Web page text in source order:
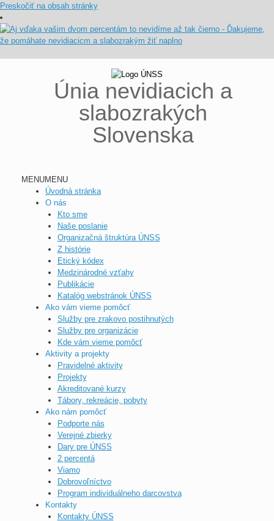
Preskočiť na obsah stránky
Únia nevidiacich a
slabozrakých
Slovenska
MENUMENU
Úvodná stránka
O nás
Kto sme
Naše poslanie
Organizačná štruktúra ÚNSS
Z histórie
Etický kódex
Medzinárodné vzťahy
Publikácie
Katalóg webstránok ÚNSS
Ako vám vieme pomôcť
Služby pre zrakovo postihnutých
Služby pre organizácie
Kde vám vieme pomôcť
Aktivity a projekty
Pravidelné aktivity
Projekty
Akreditované kurzy
Tábory, rekreácie, pobyty
Ako nám pomôcť
Podporte nás
Verejné zbierky
Dary pre ÚNSS
2 percentá
Viamo
Dobrovoľníctvo
Program individuálneho darcovstva
Kontakty
Kontakty ÚNSS